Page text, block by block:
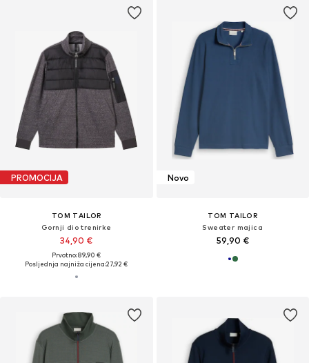
PROMOCIJA
TOM TAILOR
Gornji dio trenirke
34,90 €
Prvotno: 89,90 €
Posljednja najniža cijena:27,92 €
Novo
TOM TAILOR
Sweater majica
59,90 €